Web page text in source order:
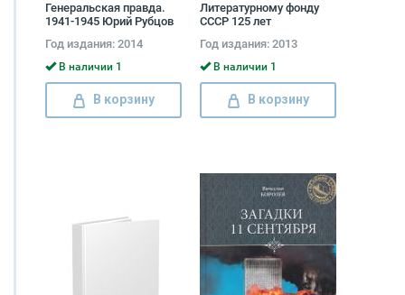
Генеральская правда.
1941-1945 Юрий Рубцов
Год издания: 2014
В наличии 1
В корзину
Литературному фонду
СССР 125 лет
Год издания: 2013
В наличии 1
В корзину